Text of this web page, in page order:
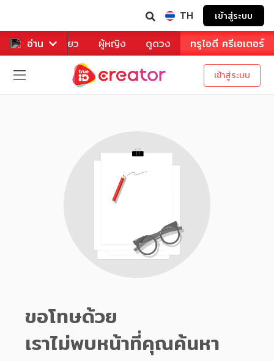
TH เข้าสู่ระบบ
อ่าน
หาร ท่องเที่ยว ผู้หญิง ดูดวง ทรูไอดี ครีเอเตอร์
เข้าสู่ระบบ
ขอโทษด้วย
เราไม่พบหน้าที่คุณค้นหา